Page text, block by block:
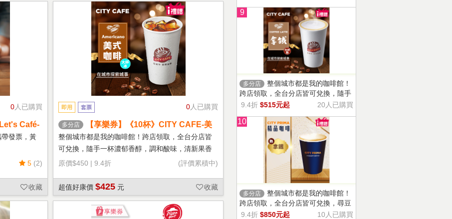
0人已購買
Café-
發票，黃
5 (2)
收藏
0人已購買
即用 套票
多分店
【享樂券】《10杯》CITY CAFE-美
式咖啡(大杯-冰)
整個城市都是我的咖啡館！跨店領取，全台分店皆
可兌換，隨手一杯濃郁香醇，調和酸味，清新果香
回甘不苦澀
原價$450 | 9.4折 (評價累積中)
超值好康價 $425 元 收藏
9
多分店
整個城市都是我的咖啡館！
跨店領取，全台分店皆可兌換，隨手
一杯濃郁香醇，奶香把咖啡的濃烈變
9.4折 $515元起 20人已購買
10
多分店
整個城市都是我的咖啡館！
跨店領取，全台分店皆可兌換，尋豆
師精選豆種，邀你一起鑑賞精品美味
9.4折 $850元起 10人已購買